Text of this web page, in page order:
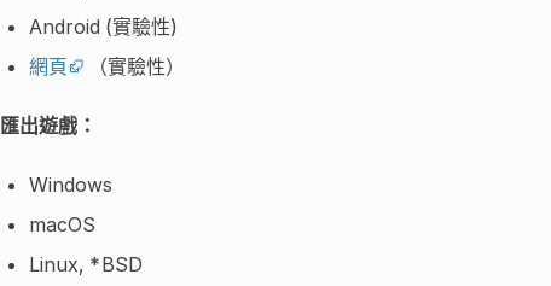
Android (實驗性)
網頁
（實驗性）
匯出遊戲：
Windows
macOS
Linux, *BSD